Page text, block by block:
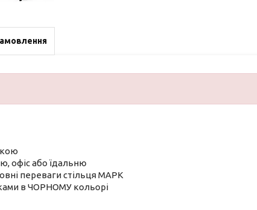
офіс або їдальню
переваги стільця МАРК
в ЧОРНОМУ кольорі